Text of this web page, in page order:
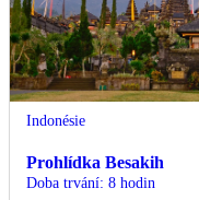
Indonésie
Prohlídka Besakih
Doba trvání: 8 hodin